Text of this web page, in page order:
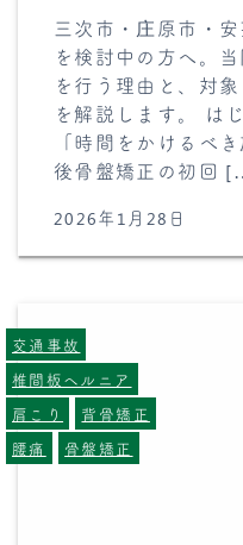
三次市・庄原市・
を検討中の方へ。
を行う理由と、対
を解説します。 は
「時間をかけるべ
後骨盤矯正の初回
2026年1月28日
交通事故
椎間板ヘルニア
肩こり
背骨矯正
腰痛
骨盤矯正